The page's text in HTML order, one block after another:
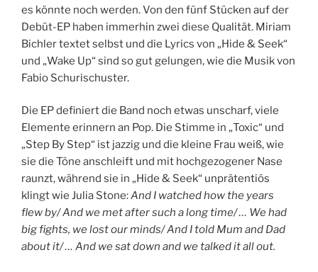
es könnte noch werden. Von den fünf Stücken auf der
Debüt-EP haben immerhin zwei diese Qualität. Miriam
Bichler textet selbst und die Lyrics von „Hide & Seek“
und „Wake Up“ sind so gut gelungen, wie die Musik von
Fabio Schurischuster.
Die EP definiert die Band noch etwas unscharf, viele
Elemente erinnern an Pop. Die Stimme in „Toxic“ und
„Step By Step“ ist jazzig und die kleine Frau weiß, wie
sie die Töne anschleift und mit hochgezogener Nase
raunzt, während sie in „Hide & Seek“ unprätentiös
klingt wie Julia Stone:And I watched how the years
flew by/ And we met after such a long time/ … We had
big fights, we lost our minds/ And I told Mum and Dad
about it/ … And we sat down and we talked it all out.